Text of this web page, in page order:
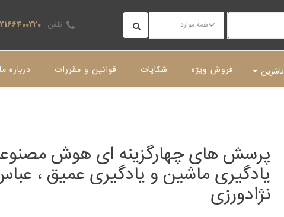
همه موارد تلفن :
ناشرین فروش ویژه شکایات قوانین و مقررات درباره ما
پرسش های چهارگزینه ای هوش
یادگیری ماشین و یادگیری عمیق ،
نژادورزی